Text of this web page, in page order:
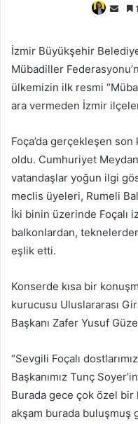
Bir
İzmir Büyükşehir
Mübadiller
ülkemizin ilk resmi
ara vermeden İzmir
Foça’da gerçekleşen
oldu. Cumhuriyet
vatandaşlar yoğun ilgi
meclis üyeleri, Rumeli
İki binin üzerinde Foçalı
balkonlardan,
eşlik etti.
Konserde kısa bir
kurucusu Uluslararası
Başkanı Zafer Yusuf
“Sevgili Foçalı
Başkanımız Tunç
Burada gece çok özel bir
akşam burada buluşmuş